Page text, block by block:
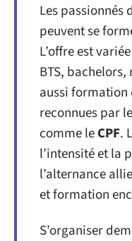
Les passionnés
peuvent se
L’offre est
BTS,
aussi
reconnues par
comme leCPF.
l’intensité et la
l’alternance
et formation
S’organiser